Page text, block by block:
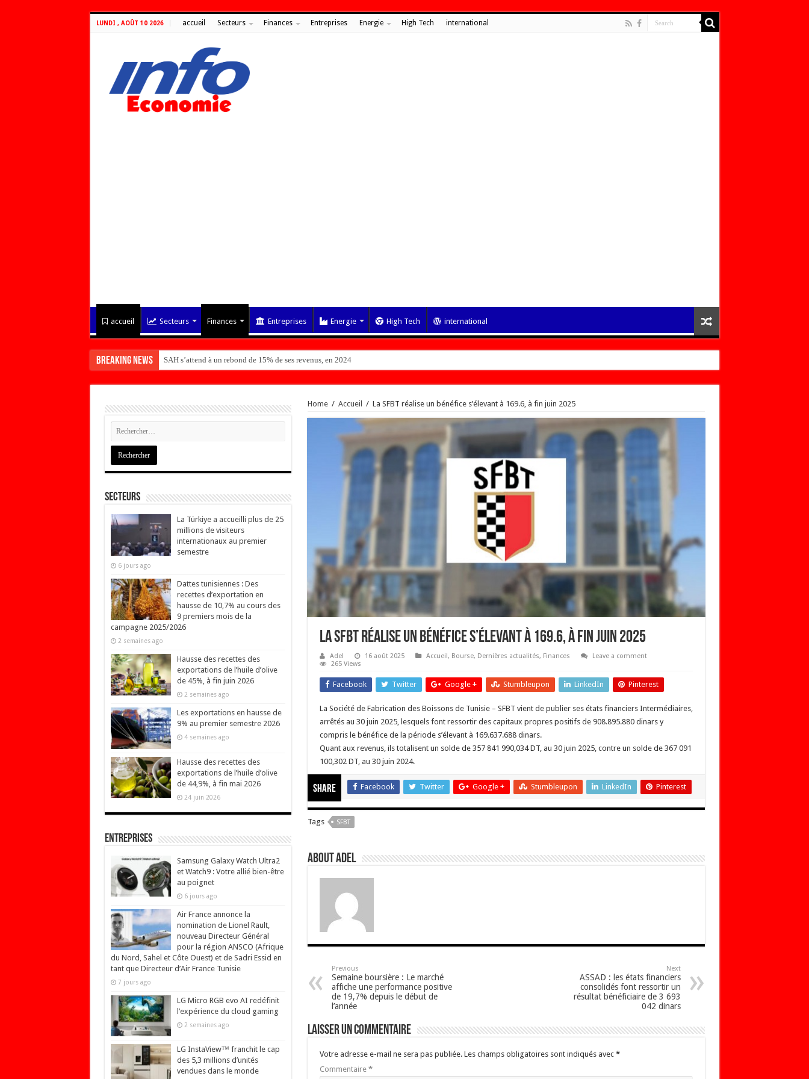
LUNDI , AOÛT 10 2026 accueil Secteurs Finances Entreprises Energie High Tech international
accueil Secteurs Finances Entreprises Energie High Tech international
Breaking News SAH s’attend à un rebond de 15% de ses revenus, en 2024
Home / Accueil / La SFBT réalise un bénéfice s’élevant à 169.6, à fin juin 2025
La SFBT réalise un bénéfice s’élevant à 169.6, à fin juin 2025
Adel 16 août 2025 Accueil , Bourse, Dernières actualités, Finances
Leave a comment
265 Views
Facebook Twitter Google + Stumbleupon LinkedIn Pinterest
La Société de Fabrication des Boissons de Tunisie – SFBT vient de publier ses états financiers Intermédiaires,
arrêtés au 30 juin 2025, lesquels font ressortir des capitaux propres positifs de 908.895.880 dinars y
compris le bénéfice de la période s’élevant à 169.637.688 dinars.
Quant aux revenus, ils totalisent un solde de 357 841 990,034 DT, au 30 juin 2025, contre un solde de 367 091
100,302 DT, au 30 juin 2024.
Share Facebook Twitter Google + Stumbleupon LinkedIn Pinterest
Tags SFBT
About Adel
Previous
Semaine boursière : Le marché
affiche une performance positive
de 19,7% depuis le début de
l’année
Next
ASSAD : les états financiers
consolidés font ressortir un
résultat bénéficiaire de 3 693
042 dinars
Laisser un commentaire
Votre adresse e-mail ne sera pas publiée. Les champs obligatoires sont indiqués avec *
Commentaire *
Secteurs
La Türkiye a accueilli plus de 25
millions de visiteurs
internationaux au premier
semestre
6 jours ago
Dattes tunisiennes : Des
recettes d’exportation en
hausse de 10,7% au cours des
9 premiers mois de la
campagne 2025/2026
2 semaines ago
Hausse des recettes des
exportations de l’huile d’olive
de 45%, à fin juin 2026
2 semaines ago
Les exportations en hausse de
9% au premier semestre 2026
4 semaines ago
Hausse des recettes des
exportations de l’huile d’olive
de 44,9%, à fin mai 2026
24 juin 2026
Entreprises
Samsung Galaxy Watch Ultra2
et Watch9 : Votre allié bien-être
au poignet
6 jours ago
Air France annonce la
nomination de Lionel Rault,
nouveau Directeur Général
pour la région ANSCO (Afrique
du Nord, Sahel et Côte Ouest) et de Sadri Essid en
tant que Directeur d’Air France Tunisie
7 jours ago
LG Micro RGB evo AI redéfinit
l’expérience du cloud gaming
2 semaines ago
LG InstaView™ franchit le cap
des 5,3 millions d’unités
vendues dans le monde